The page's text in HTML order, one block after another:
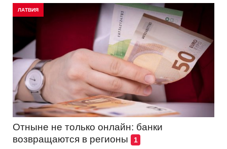
ЛАТВИЯ
Отныне не только онлайн: банки
возвращаются в регионы
1